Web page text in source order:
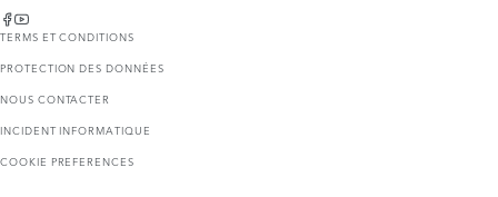
TERMS ET CONDITIONS
PROTECTION DES DONNÉES
NOUS CONTACTER
INCIDENT INFORMATIQUE
COOKIE PREFERENCES